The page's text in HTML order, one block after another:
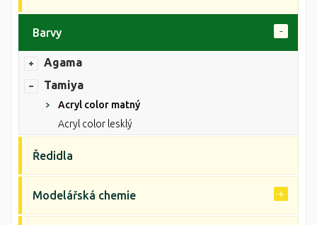
Barvy
Agama
Tamiya
Acryl color matný
Acryl color lesklý
Ředidla
Modelářská chemie